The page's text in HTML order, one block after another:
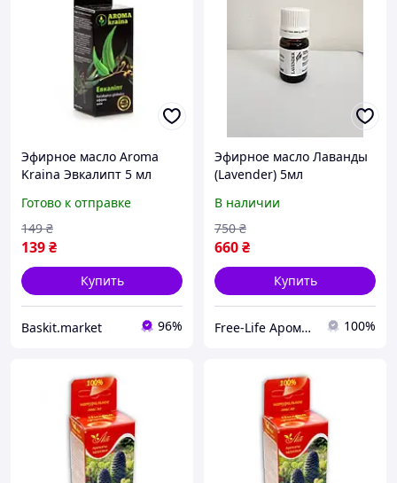
Эфирное масло Aroma
Kraina Эвкалипт 5 мл
Готово к отправке
139₴
149 ₴
Купить
Baskit.market 96%
Эфирное масло Лаванды
(Lavender) 5мл
В наличии
660₴
750 ₴
Купить
Free-Life Ароматерапия | Натуральные эфирные масла | 100%